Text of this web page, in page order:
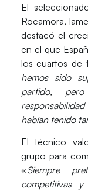
El
Rocamora,
destacó el
en el que
los cuartos de
hemos sido
partido,
habían tenido
El técnico
grupo para
«Siempre
competitivas